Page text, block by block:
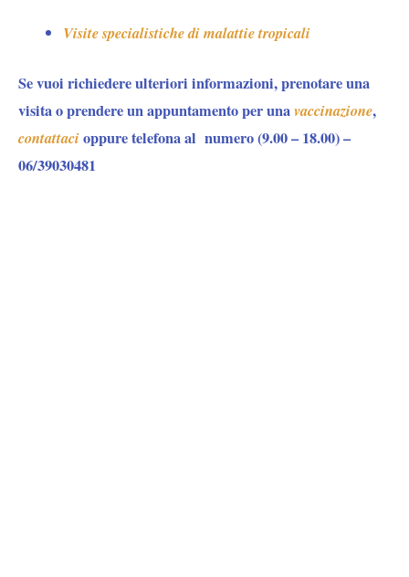
Visite specialistiche di malattie tropicali
Se vuoi richiedere ulteriori informazioni, prenotare una
visita o prendere un appuntamento per unavaccinazione,
contattacioppuretelefona al numero (9.00– 18.00) –
06/39030481